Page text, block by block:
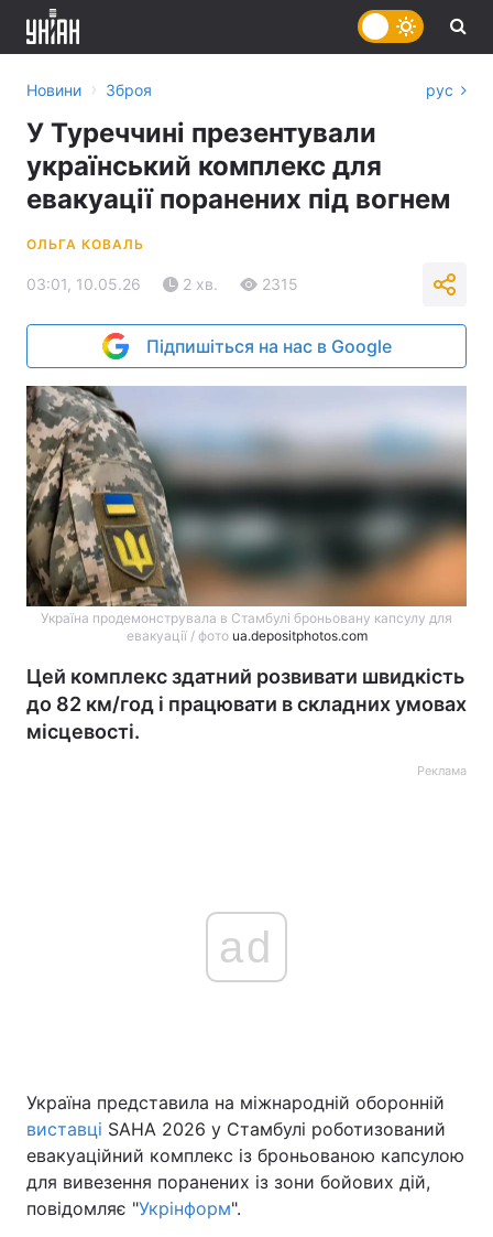
Україна Політика
Економіка Світ
Новини › Зброя рус
У Туреччині презентували
український комплекс для
евакуації поранених під вогнем
ОЛЬГА КОВАЛЬ
03:01, 10.05.26 2 хв. 2315
Підпишіться на нас в Google
Україна продемонструвала в Стамбулі броньовану капсулу для
евакуації / фото ua.depositphotos.com
Цей комплекс здатний розвивати швидкість
до 82 км/год і працювати в складних умовах
місцевості.
Реклама
ad
Україна представила на міжнародній оборонній
виставці SAHA 2026 у Стамбулі роботизований
евакуаційний комплекс із броньованою капсулою
для вивезення поранених із зони бойових дій,
повідомляє "Укрінформ".